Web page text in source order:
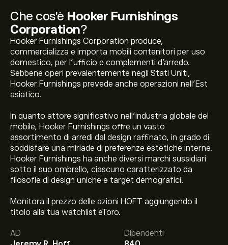
Che cos'è Hooker Furnishings
Corporation?
Hooker Furnishings Corporation produce,
commercializza e importa mobili contenitori per uso
domestico, per l'ufficio e complementi d'arredo.
Sebbene operi prevalentemente negli Stati Uniti,
Hooker Furnishings prevede anche operazioni nell'Est
asiatico.
In quanto attore significativo nell'industria globale del
mobile, Hooker Furnishings offre un vasto
assortimento di arredi dal design raffinato, in grado di
soddisfare una miriade di preferenze estetiche interne.
Hooker Furnishings ha anche diversi marchi sussidiari
sotto il suo ombrello, ciascuno caratterizzato da
filosofie di design uniche e target demografici.
Monitora il prezzo delle azioni HOFT aggiungendo il
titolo alla tua watchlist eToro.
AD
Dipendenti
Il prezzo attuale delle azioni HOFT è di 15.43‎$‎.